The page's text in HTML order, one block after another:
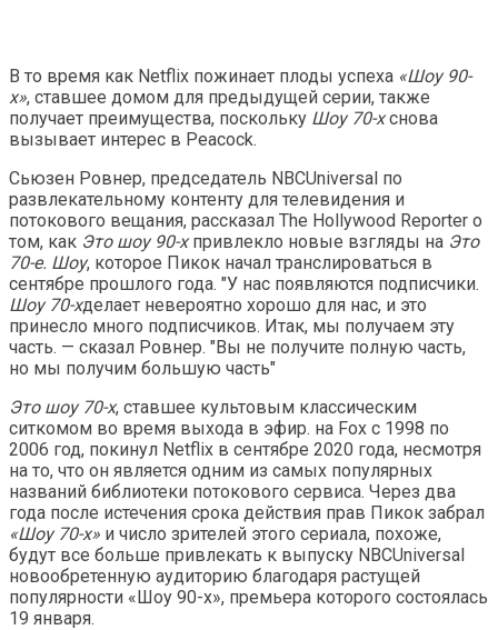
В то время как Netflix пожинает плоды успеха «Шоу 90-
х», ставшее домом для предыдущей серии, также
получает преимущества, поскольку Шоу 70-хснова
вызывает интерес в Peacock.
Сьюзен Ровнер, председатель NBCUniversal по
развлекательному контенту для телевидения и
потокового вещания, рассказал The Hollywood Reporter о
том, как Это шоу 90-хпривлекло новые взгляды на Это
70-е. Шоу, которое Пикок начал транслироваться в
сентябре прошлого года. "У нас появляются подписчики.
Шоу 70-хделает невероятно хорошо для нас, и это
принесло много подписчиков. Итак, мы получаем эту
часть. — сказал Ровнер. "Вы не получите полную часть,
но мы получим большую часть"
Это шоу 70-х, ставшее культовым классическим
ситкомом во время выхода в эфир. на Fox с 1998 по
2006 год, покинул Netflix в сентябре 2020 года, несмотря
на то, что он является одним из самых популярных
названий библиотеки потокового сервиса. Через два
года после истечения срока действия прав Пикок забрал
«Шоу 70-х» и число зрителей этого сериала, похоже,
будут все больше привлекать к выпуску NBCUniversal
новообретенную аудиторию благодаря растущей
популярности «Шоу 90-х», премьера которого состоялась
19 января.